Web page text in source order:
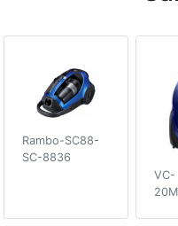
Rambo-SC88-
SC-8836
VC-